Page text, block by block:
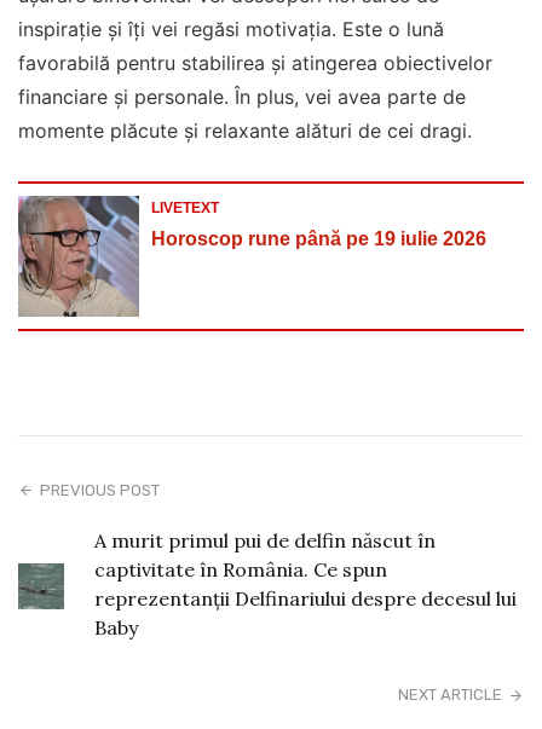
inspirație și îți vei regăsi motivația. Este o lună
favorabilă pentru stabilirea și atingerea obiectivelor
financiare și personale. În plus, vei avea parte de
momente plăcute și relaxante alături de cei dragi.
LIVETEXT
Horoscop rune până pe 19 iulie 2026
PREVIOUS POST
A murit primul pui de delfin născut în
captivitate în România. Ce spun
reprezentanții Delfinariului despre decesul lui
Baby
NEXT ARTICLE